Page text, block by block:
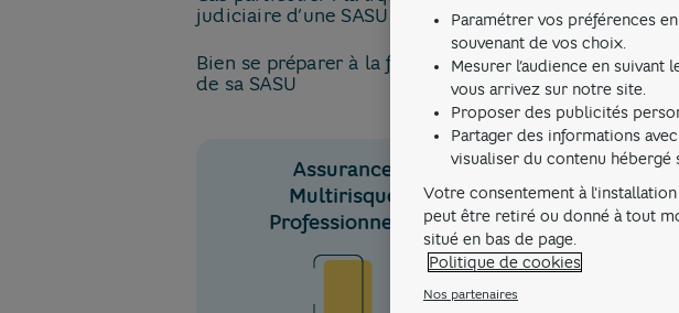
judiciaire d’une SASU
Bien se préparer à la fermeture
de sa SASU
Assurance
Multirisque
Professionnelle
La dissolution et
processus de
l'activité de
opérations qui en
La dissolution
cas de difficultés
statutaires ,
radiation de la
d'une
La dissolution
Dissolution
l'objet social ou
Paramétrer vos préférences
souvenant de vos choix.
Mesurer l’audience en
vous arrivez sur notre site.
Proposer des publicités
Partager des informations
visualiser du contenu hébergé
Votre consentement à
peut être retiré ou donné à tout
situé en bas de page.
Politique de cookies
Nos partenaires